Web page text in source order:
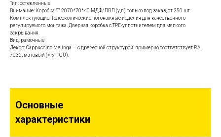
Тип: остекленные
Внимание: Коробка "Т" 2070*70*40 МДФ/ЛВЛ (у,п) только под заказ, от 250 шт.
Комплектующие: Телескопические погонажные изделия для качественного
регулируемого монтажа. Дверная коробка с TPE-уплотнителем для мягкого
закрывания.
Вид: рамочные
Декор: Cappuccino Melinga — с древесной структурой, примерно соответствует RAL
7032, матовый (≈ 5,1 GU).
Основные
характеристики